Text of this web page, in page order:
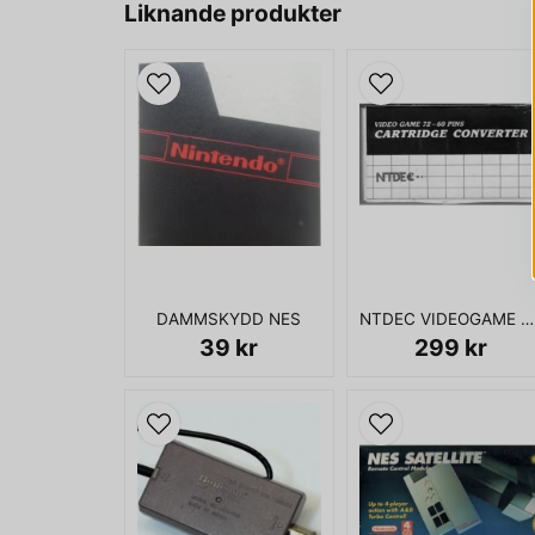
Liknande produkter
DAMMSKYDD NES
39 kr
NTDEC VIDEOGAME 72-60 PINS ADAPTER
299 kr